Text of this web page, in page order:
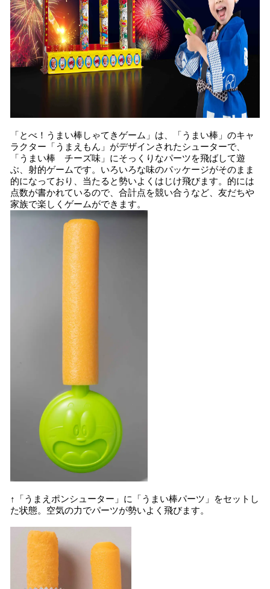
「とべ！うまい棒しゃてきゲーム」は、「うまい棒」のキャ
ラクター「うまえもん」がデザインされたシューターで、
「うまい棒 チーズ味」にそっくりなパーツを飛ばして遊
ぶ、射的ゲームです。いろいろな味のパッケージがそのまま
的になっており、当たると勢いよくはじけ飛びます。的には
点数が書かれているので、合計点を競い合うなど、友だちや
家族で楽しくゲームができます。
↑「うまえポンシューター」に「うまい棒パーツ」をセットし
た状態。空気の力でパーツが勢いよく飛びます。